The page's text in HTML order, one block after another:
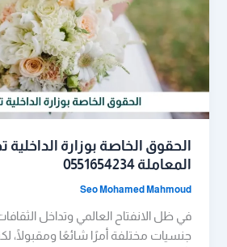
الحقوق الخاصة بوزارة الداخلية
المعاملة 0551654234
Seo Mohamed Mahmoud
في ظل الانفتاح العالمي وتداخل
جنسيات مختلفة أمرًا شائعًا ومقبولًا،